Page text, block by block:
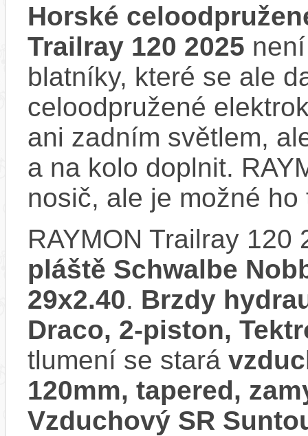
Horské
Trailray 120 2025
blatníky, které se ale
celoodpružené
ani zadním světlem,
a na kolo doplnit.
nosič, ale je možné
RAYMON Trailray
pláště Schwalbe
29x2.40. Brzdy
Draco, 2-piston,
tlumení se stará
120mm, tapered,
Vzduchový SR